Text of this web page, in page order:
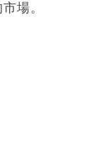
場。